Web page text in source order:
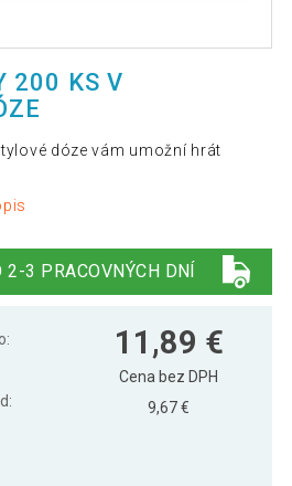
200 KS V
dóze vám umožní hrát
2-3 PRACOVNÝCH DNÍ
11,89 €
Cena bez DPH
9,67 €